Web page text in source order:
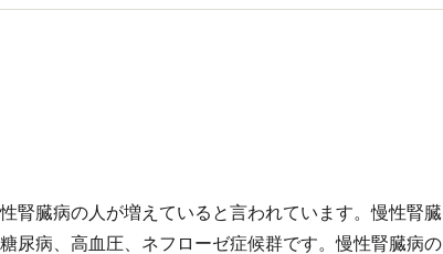
腎臓病の人が増えていると言われています。慢性腎臓
尿病、高血圧、ネフローゼ症候群です。慢性腎臓病の